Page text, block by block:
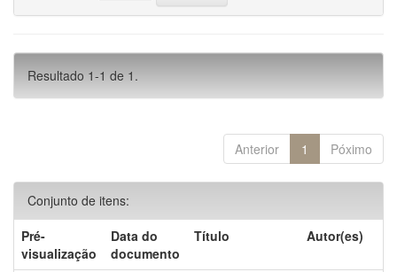
Resultado 1-1 de 1.
Anterior 1 Póximo
Conjunto de itens:
Pré-
visualização
Data do
documento
Título Autor(es)